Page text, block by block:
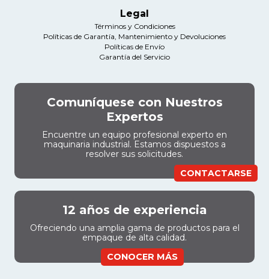
Legal
Términos y Condiciones
Políticas de Garantía, Mantenimiento y Devoluciones
Políticas de Envío
Garantía del Servicio
Comuníquese con Nuestros
Expertos
Encuentre un equipo profesional experto en
maquinaria industrial. Estamos dispuestos a
resolver sus solicitudes.
CONTACTARSE
12 años de experiencia
Ofreciendo una amplia gama de productos para el
empaque de alta calidad.
CONOCER MÁS